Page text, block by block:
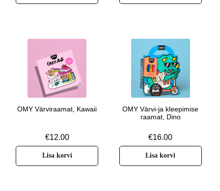
OMY Värviraamat, Kawaii
€12.00
Lisa korvi
OMY Värvi-ja kleepimise
raamat, Dino
€16.00
Lisa korvi